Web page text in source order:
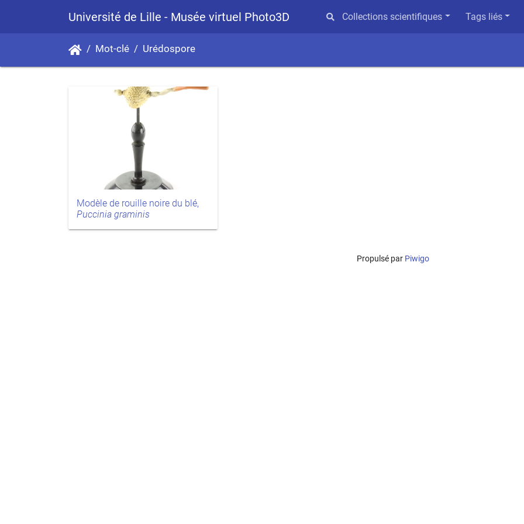
Université de Lille - Musée virtuel Photo3D Collections scientifiques Tags liés
Mot-clé Urédospore
Modèle de rouille noire du blé,
Puccinia graminis
Propulsé par Piwigo